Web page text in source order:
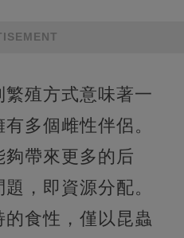
殖方式意味著一
多個雌性伴侶。
帶來更多的后
，即資源分配。
食性，僅以昆蟲